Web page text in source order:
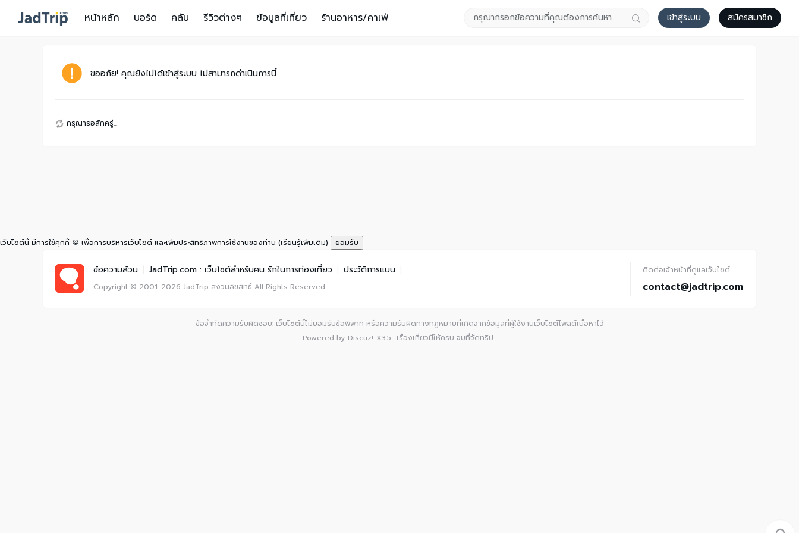
หน้าหลัก บอร์ด คลับ รีวิวต่างๆ ข้อมูลที่เที่ยว ร้านอาหาร/คาเฟ่ เข้าสู่ระบบ สมัครสมาชิก
ขออภัย! คุณยังไม่ได้เข้าสู่ระบบ ไม่สามารถดำเนินการนี้
กรุณารอสักครู่...
เว็บไซต์นี้ มีการใช้คุกกี้ 🍪 เพื่อการบริหารเว็บไซต์ และเพิ่มประสิทธิภาพการใช้งานของท่าน (เรียนรู้เพิ่มเติม) ยอมรับ
ติดต่อเจ้าหน้าที่ดูแลเว็บไซต์
contact@jadtrip.com
ข้อความล้วน JadTrip.com : เว็บไซต์สำหรับคน รักในการท่องเที่ยว ประวัติการแบน
Copyright © 2001-2026 JadTrip สงวนลิขสิทธิ์ All Rights Reserved.
ข้อจำกัดความรับผิดชอบ: เว็บไซต์นี้ไม่ยอมรับข้อพิพาท หรือความรับผิดทางกฎหมายที่เกิดจากข้อมูลที่ผู้ใช้งานเว็บไซต์โพสต์เนื้อหาไว้
Powered by Discuz! X3.5 เรื่องเที่ยวมีให้ครบ จบที่จัดทริป